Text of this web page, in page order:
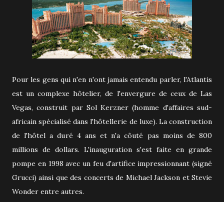
Pour les gens qui n'en n'ont jamais entendu parler, l'Atlantis
est un complexe hôtelier, de l'envergure de ceux de Las
Vegas, construit par Sol Kerzner (homme d'affaires sud-
africain spécialisé dans l'hôtellerie de luxe). La construction
de l'hôtel a duré 4 ans et n'a côuté pas moins de 800
millions de dollars. L'inauguration s'est faite en grande
pompe en 1998 avec un feu d'artifice impressionnant (signé
Grucci) ainsi que des concerts de Michael Jackson et Stevie
Wonder entre autres.